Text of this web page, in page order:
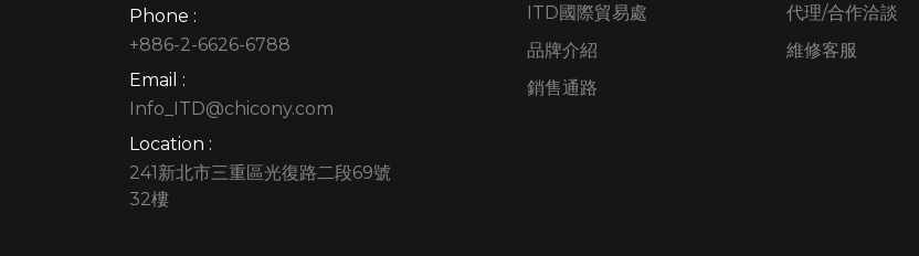
Phone :
+886-2-6626-6788
Email :
Info_ITD@chicony.com
Location :
241新北市三重區光復路二段69號
32樓
ITD國際貿易處
品牌介紹
銷售通路
代理/合作洽談
維修客服